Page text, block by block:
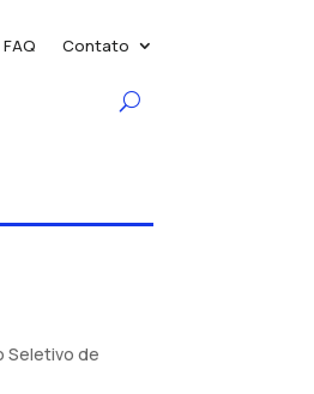
FAQ Contato
Seletivo de